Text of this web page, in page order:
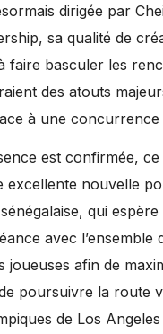
dirigée par
sa qualité de
faire basculer les
des atouts
à une concurrence
est confirmée,
excellente nouvelle
qui
avec l’ensemble
joueuses afin de
poursuivre la route
de Los Angeles